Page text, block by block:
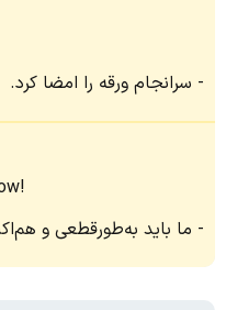
سرانجام ورقه را امضا کرد.
ما باید به‌طورقطعی و